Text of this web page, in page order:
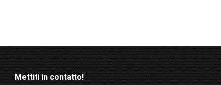
Mettiti in contatto!